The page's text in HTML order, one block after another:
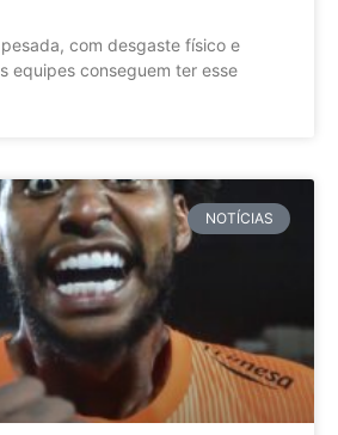
pesada, com desgaste físico e
equipes conseguem ter esse
NOTÍCIAS